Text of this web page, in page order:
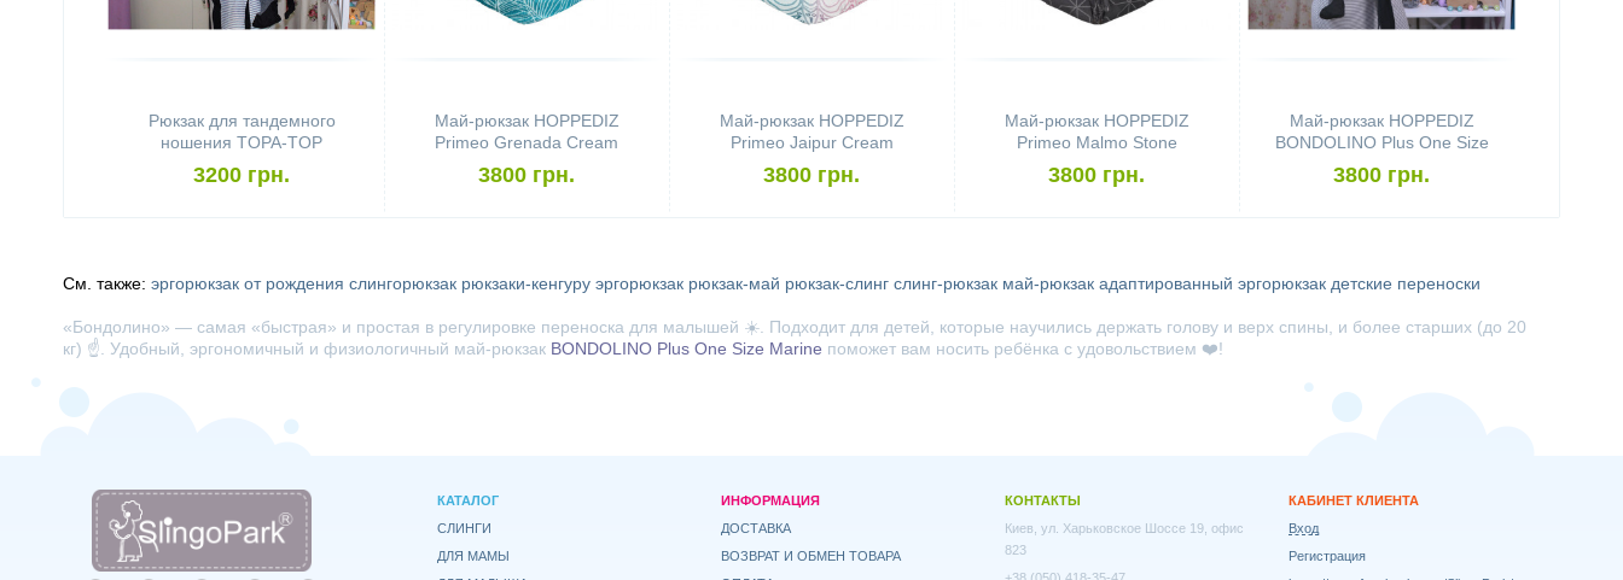
Рюкзак для тандемного
ношения TOPA-TOP
3200 грн.
Май-рюкзак HOPPEDIZ
Primeo Grenada Cream
3800 грн.
Май-рюкзак HOPPEDIZ
Primeo Jaipur Cream
3800 грн.
Май-рюкзак HOPPEDIZ
Primeo Malmo Stone
3800 грн.
Май-рюкзак HOPPEDIZ
BONDOLINO Plus One Size
Black-Sand
3800 грн.
См. также: эргорюкзак от рождения слингорюкзак рюкзаки-кенгуру эргорюкзак рюкзак-май рюкзак-слинг слинг-рюкзак май-рюкзак адаптированный эргорюкзак детские переноски
«Бондолино» — самая «быстрая» и простая в регулировке переноска для малышей ☀️. Подходит для детей, которые научились держать голову и верх спины, и более старших (до 20
кг) ☝️. Удобный, эргономичный и физиологичный май-рюкзак BONDOLINO Plus One Size Marine поможет вам носить ребёнка с удовольствием ❤️!
КАТАЛОГ
СЛИНГИ
ДЛЯ МАМЫ
ИНФОРМАЦИЯ
ДОСТАВКА
ВОЗВРАТ И ОБМЕН ТОВАРА
КОНТАКТЫ
Киев, ул. Харьковское Шоссе 19, офис
823
КАБИНЕТ КЛИЕНТА
Вход
Регистрация